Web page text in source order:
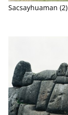
Sacsayhuaman (2)